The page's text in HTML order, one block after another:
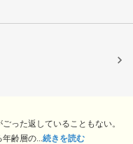
った返していることもない。
齢層の... 続きを読む